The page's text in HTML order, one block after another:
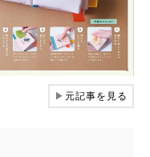
▶元記事を見る